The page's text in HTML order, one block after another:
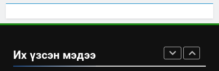
Их үзсэн мэдээ
2
ШИЙДНЭ” ӨДРИЙГ ЗОХИОН
БАЙГУУЛНА
ЗАР ТАЗ-ЫН САЛБАР ЗӨВЛӨЛ